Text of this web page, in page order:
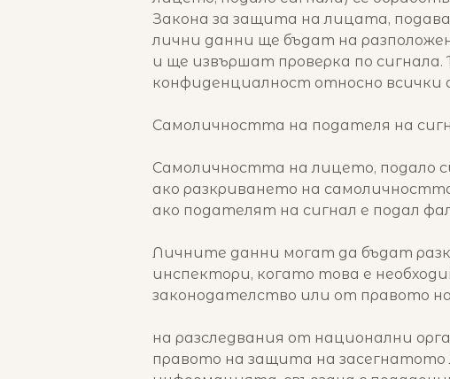
Закона за защита на лицата,
лични данни ще бъдат на
и ще извършат проверка по сигнала.
конфиденциалност относно всички
Самоличността на подателя на
Самоличността на лицето, подало
ако разкриването на
ако подателят на сигнал е подал
Личните данни могат да бъдат
инспектори, когато това е
законодателство или от правото
на разследвания от национални
правото на защита на засегнатото